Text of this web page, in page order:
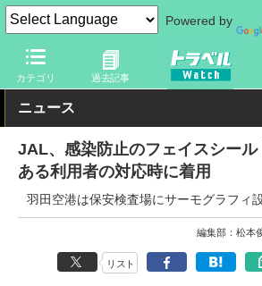
Powered by
カテゴリ 過去記事
トラベル Watch 企業・政府・官庁 国内
ニュース
JAL、感染防止のフェイスシール
ある利用者の対応時に着用
羽田空港は保安検査場にサーモグラフィ
編集部：松本
リスト